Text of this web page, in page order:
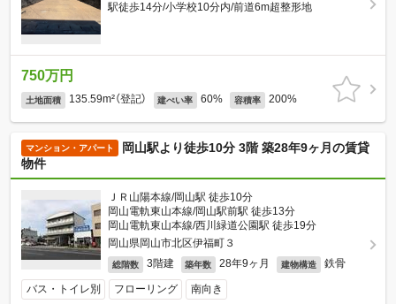
駅徒歩14分/小学校10分内/前道6m超整形地
750万円
土地面積 135.59m²（登記） 建ぺい率 60% 容積率 200%
マンション・アパート
岡山駅より徒歩10分 3階 築28年9ヶ月の賃貸
物件
ＪＲ山陽本線/岡山駅 徒歩10分
岡山電軌東山本線/岡山駅前駅 徒歩13分
岡山電軌東山本線/西川緑道公園駅 徒歩19分
岡山県岡山市北区伊福町３
総階数 3階建 築年数 28年9ヶ月 建物構造 鉄骨
バス・トイレ別 フローリング 南向き